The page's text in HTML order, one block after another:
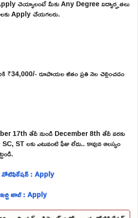
చెయ్యాలంటే మీకు Any Degree విద్యార్హతలు
Apply చేయగలరు.
₹34,000/- రూపాయల జీతం ప్రతి నెల చెల్లించడం
17th తేదీ నుండి December 8th తేదీ వరకు
ST లకు ఎటువంటి ఫీజు లేదు.. కావున ఆలస్యం
నోటిఫికేషన్ : Apply
జాబ్ : Apply